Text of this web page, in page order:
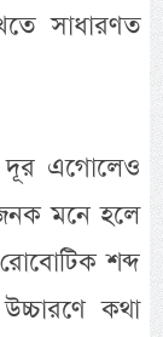
সাধারণত
দূর এগোলেও
মনে হলে
শব্দ
কথা